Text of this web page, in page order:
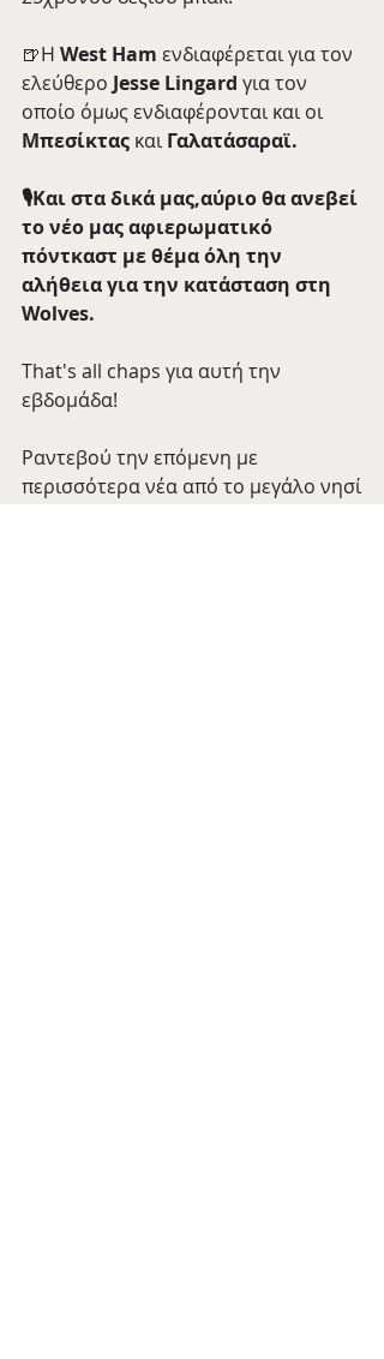
🍺H West Ham ενδιαφέρεται για τον
ελεύθερο Jesse Lingard για τον
οποίο όμως ενδιαφέρονται και οι
Μπεσίκτας και Γαλατάσαραϊ.
🎙Και στα δικά μας,αύριο θα ανεβεί
το νέο μας αφιερωματικό
πόντκαστ με θέμα όλη την
αλήθεια για την κατάσταση στη
Wolves.
That's all chaps για αυτή την
εβδομάδα!
Ραντεβού την επόμενη με
περισσότερα νέα από το μεγάλο νησί